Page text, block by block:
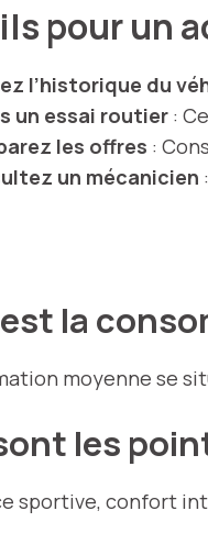
pour un
l’historique du
un essai routier :
les offres :
un mécanicien
la
moyenne se
les
sportive, confort